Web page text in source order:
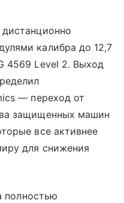
калибра до 12,7
4569 Level 2. Выход
— переход от
защищенных машин
все активнее
для снижения
полностью